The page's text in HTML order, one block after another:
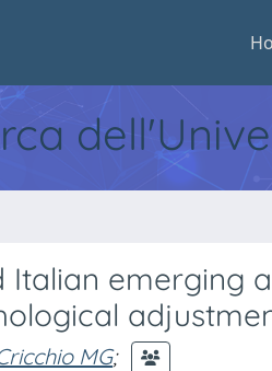
emerging
MG;